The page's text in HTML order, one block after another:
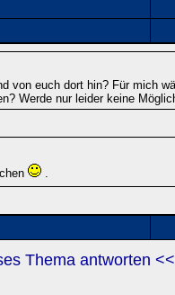
von euch dort hin? Für mich
Werde nur leider keine
.
Thema antworten <<